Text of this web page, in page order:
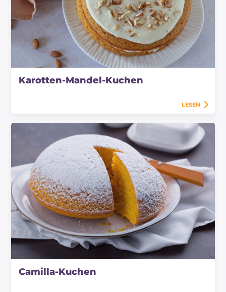
Karotten-Mandel-Kuchen
LESEN
Camilla-Kuchen